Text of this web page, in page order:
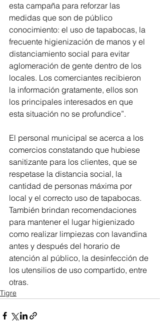
esta campaña para reforzar las
medidas que son de público
conocimiento: el uso de tapabocas, la
frecuente higienización de manos y el
distanciamiento social para evitar
aglomeración de gente dentro de los
locales. Los comerciantes recibieron
la información gratamente, ellos son
los principales interesados en que
esta situación no se profundice”.
El personal municipal se acerca a los
comercios constatando que hubiese
sanitizante para los clientes, que se
respetase la distancia social, la
cantidad de personas máxima por
local y el correcto uso de tapabocas.
También brindan recomendaciones
para mantener el lugar higienizado
como realizar limpiezas con lavandina
antes y después del horario de
atención al público, la desinfección de
los utensilios de uso compartido, entre
otras.
Tigre